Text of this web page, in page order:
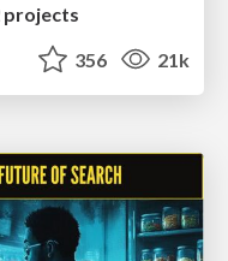
projects
356 21k